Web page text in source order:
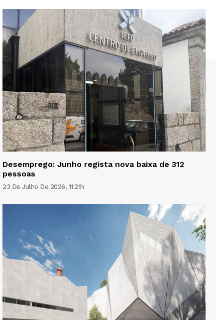
Desemprego: Junho regista nova baixa de 312
pessoas
23 De Julho De 2026, 11:21h